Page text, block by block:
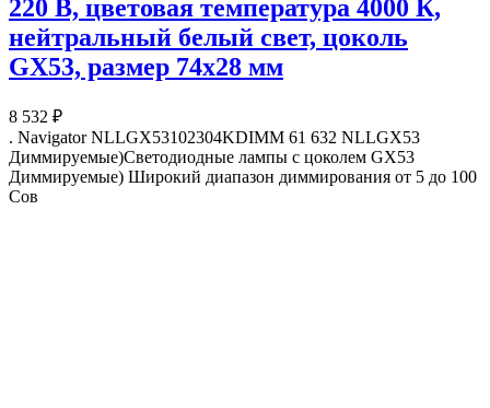
220 В, цветовая температура 4000 К,
нейтральный белый свет, цоколь
GX53, размер 74х28 мм
8 532 ₽
. Navigator NLLGX53102304KDIMM 61 632 NLLGX53
Диммируемые)Светодиодные лампы с цоколем GX53
Диммируемые) Широкий диапазон диммирования от 5 до 100
Сов